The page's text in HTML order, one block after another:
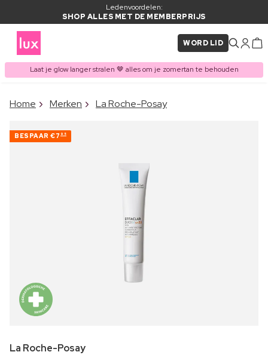
Ledenvoordelen:
SHOP ALLES MET DE MEMBERPRIJS
WORD LID
Laat je glow langer stralen 🤎 alles om je zomertan te behouden
ITEM TOEGEVOEGD AAN
Vaak samen gekocht met
Home Merken La Roche-Posay
BESPAAR €7 95
La Roche-Posay